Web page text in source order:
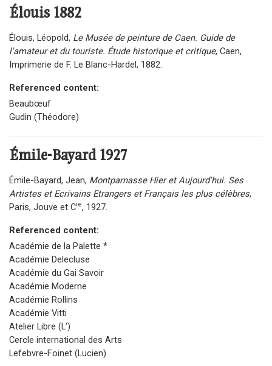
Élouis 1882
Élouis, Léopold, Le Musée de peinture de Caen. Guide de
l'amateur et du touriste. Étude historique et critique, Caen,
Imprimerie de F. Le Blanc-Hardel, 1882.
Referenced content:
Beaubœuf
Gudin (Théodore)
Émile-Bayard 1927
Émile-Bayard, Jean, Montparnasse Hier et Aujourd'hui. Ses
Artistes et Ecrivains Etrangers et Français les plus célèbres,
Paris, Jouve et Cie, 1927.
Referenced content:
Académie de la Palette *
Académie Delecluse
Académie du Gai Savoir
Académie Moderne
Académie Rollins
Académie Vitti
Atelier Libre (L')
Cercle international des Arts
Lefebvre-Foinet (Lucien)